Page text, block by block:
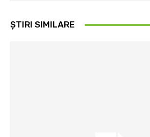
ȘTIRI SIMILARE